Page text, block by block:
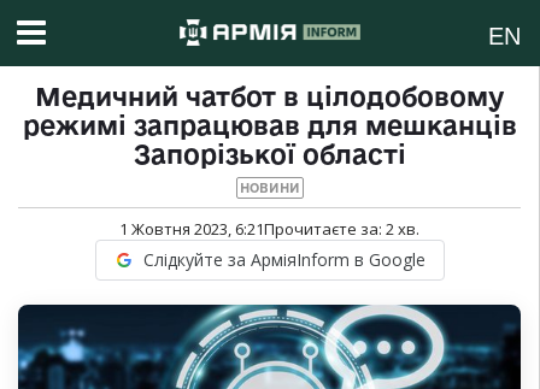
EN
Медичний чатбот в цілодобовому
режимі запрацював для мешканців
Запорізької області
НОВИНИ
1 Жовтня 2023, 6:21Прочитаєте за: 2хв.
Слідкуйте за АрміяInform в Google